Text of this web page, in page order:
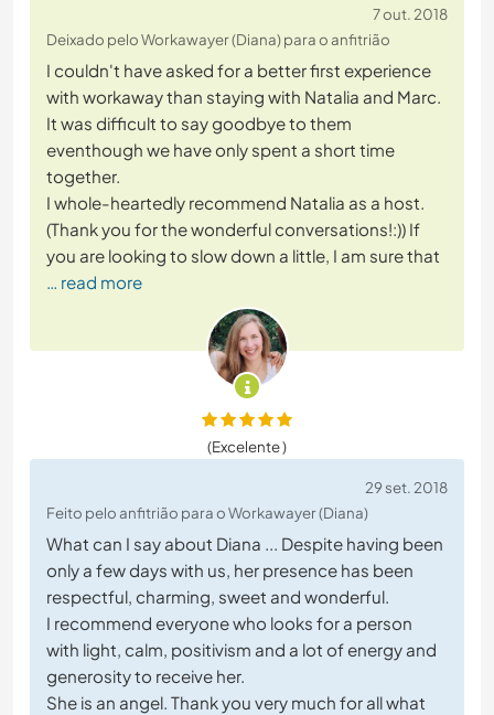
7 out. 2018
Deixado pelo Workawayer (Diana) para o anfitrião
I couldn't have asked for a better first experience
with workaway than staying with Natalia and Marc.
It was difficult to say goodbye to them
eventhough we have only spent a short time
together.
I whole-heartedly recommend Natalia as a host.
(Thank you for the wonderful conversations!:)) If
you are looking to slow down a little, I am sure that
… read more
(Excelente )
29 set. 2018
Feito pelo anfitrião para o Workawayer (Diana)
What can I say about Diana ... Despite having been
only a few days with us, her presence has been
respectful, charming, sweet and wonderful.
I recommend everyone who looks for a person
with light, calm, positivism and a lot of energy and
generosity to receive her.
She is an angel. Thank you very much for all what